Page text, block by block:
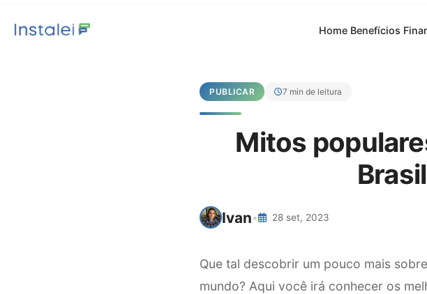
Home Benefícios
PUBLICAR 7 min de leitura
Mitos
Ivan• 28 set, 2023
Que tal descobrir um pouco mais
mundo? Aqui você irá conhecer os